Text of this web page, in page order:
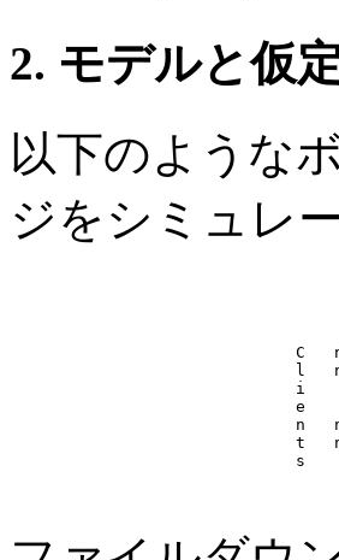
2. モデルと仮
以下のような
ジをシミュレ
C
l
i
e
n
t
s